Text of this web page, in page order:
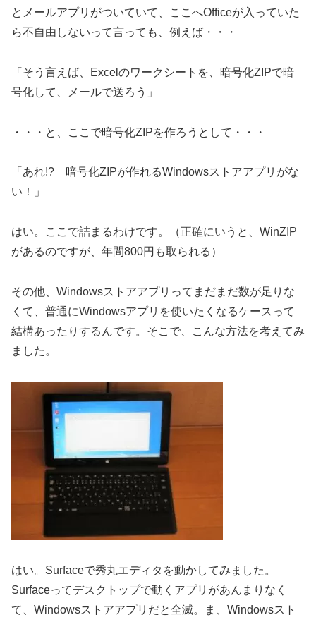
とメールアプリがついていて、ここへOfficeが入っていた
ら不自由しないって言っても、例えば・・・
「そう言えば、Excelのワークシートを、暗号化ZIPで暗
号化して、メールで送ろう」
・・・と、ここで暗号化ZIPを作ろうとして・・・
「あれ!? 暗号化ZIPが作れるWindowsストアアプリがな
い！」
はい。ここで詰まるわけです。（正確にいうと、WinZIP
があるのですが、年間800円も取られる）
その他、Windowsストアアプリってまだまだ数が足りな
くて、普通にWindowsアプリを使いたくなるケースって
結構あったりするんです。そこで、こんな方法を考えてみ
ました。
はい。Surfaceで秀丸エディタを動かしてみました。
Surfaceってデスクトップで動くアプリがあんまりなく
て、Windowsストアアプリだと全滅。ま、Windowsスト